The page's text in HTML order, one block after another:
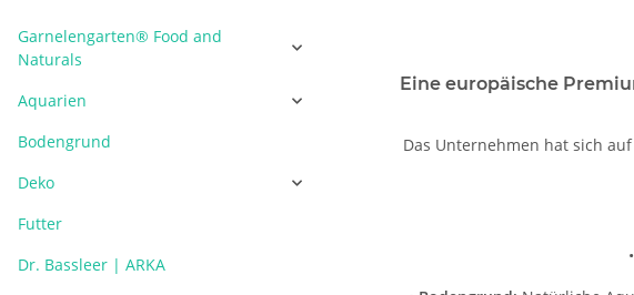
Eine europäische
Das Unternehmen hat sich
•
Garnelengarten® Food and
Naturals
Aquarien
Bodengrund
Deko
Futter
Dr. Bassleer | ARKA